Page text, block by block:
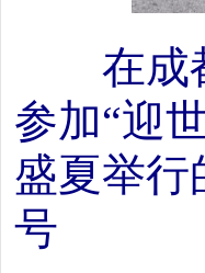
在成
参加“迎
盛夏举行
号